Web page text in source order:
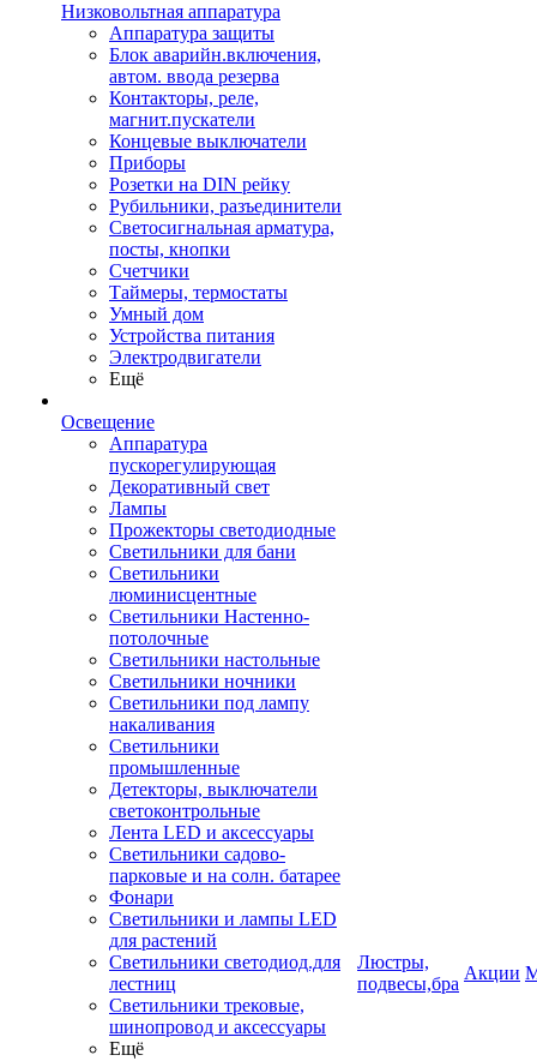
Низковольтная аппаратура
Аппаратура защиты
Блок аварийн.включения,
автом. ввода резерва
Контакторы, реле,
магнит.пускатели
Концевые выключатели
Приборы
Розетки на DIN рейку
Рубильники, разъединители
Светосигнальная арматура,
посты, кнопки
Счетчики
Таймеры, термостаты
Умный дом
Устройства питания
Электродвигатели
Ещё
Освещение
Аппаратура
пускорегулирующая
Декоративный свет
Лампы
Прожекторы светодиодные
Светильники для бани
Светильники
люминисцентные
Светильники Настенно-
потолочные
Светильники настольные
Светильники ночники
Светильники под лампу
накаливания
Светильники
промышленные
Детекторы, выключатели
светоконтрольные
Лента LED и аксессуары
Светильники садово-
парковые и на солн. батарее
Фонари
Светильники и лампы LED
для растений
Светильники светодиод.для
лестниц
Светильники трековые,
шинопровод и аксессуары
Ещё
Люстры,
подвесы,бра
Акции